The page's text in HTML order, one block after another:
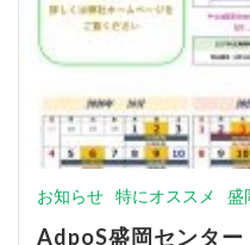
お知らせ 特にオススメ 盛
AdpoS盛岡センタ